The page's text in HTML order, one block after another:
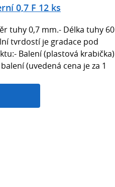
0,7 F 12 ks
tuhy 0,7 mm.- Délka tuhy 60
tvrdostí je gradace pod
Balení (plastová krabička)
(uvedená cena je za 1